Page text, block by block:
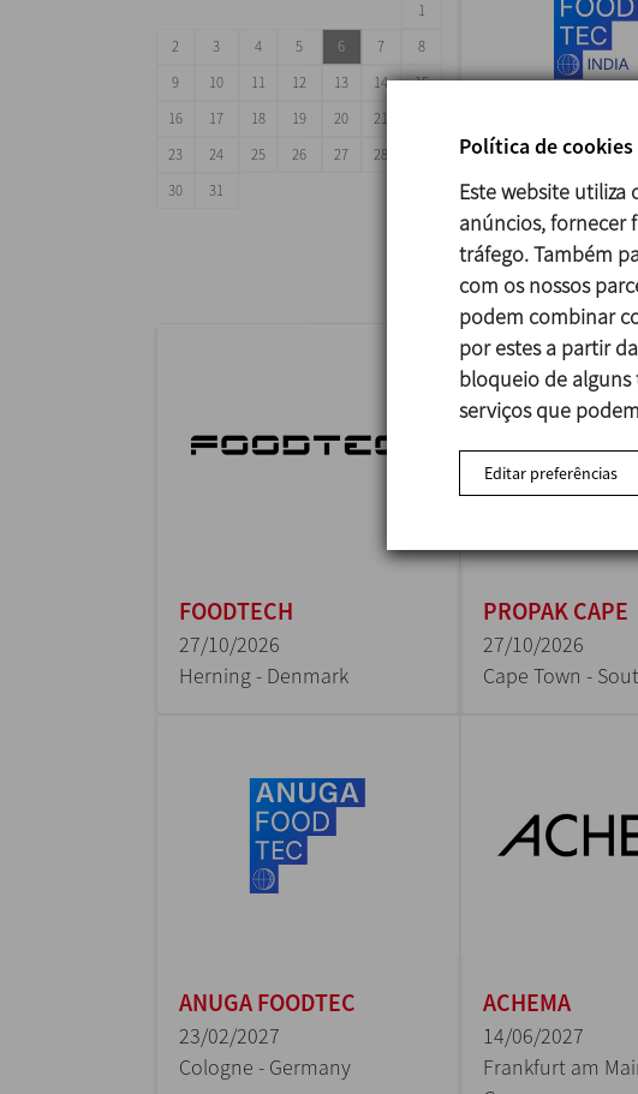
1
2
3 4 5 6 7
8
9
10 11 12 13 14
15
16
17 18 19 20 21
23
24 25 26 27 28
30
31 ANUGA
29/09/2026
Mumbai - India
FOODTECH
27/10/2026
Herning - Denmark
PROPAK CAPE
27/10/2026
Cape Town -
ANUGA FOODTEC
23/02/2027
Cologne - Germany
ACHEMA
14/06/2027
Frankfurt am
Política de cookies
Este website utiliza
anúncios, fornecer
tráfego. Também
com os nossos
podem combinar
por estes a partir
bloqueio de alguns
serviços que
Editar preferências